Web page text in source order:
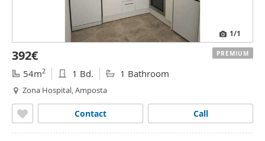
1/1
392€
54m2 1 Bd. 1 Bathroom
Zona Hospital, Amposta
Call
Contact
PREMIUM